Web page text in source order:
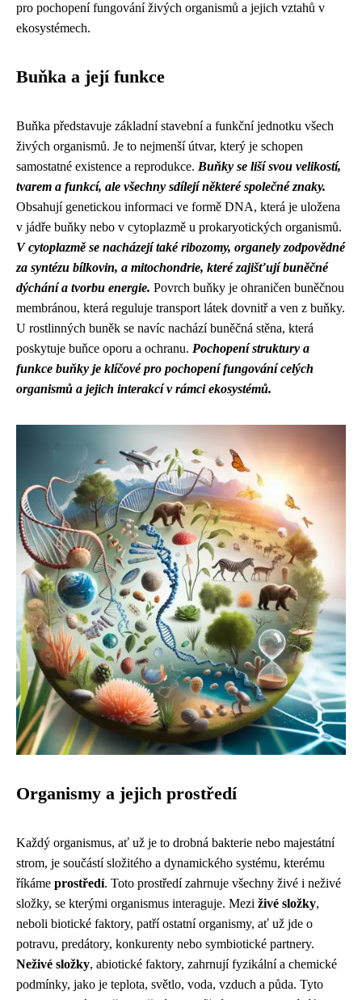
pro pochopení fungování živých organismů a jejich vztahů v
ekosystémech.
Buňka a její funkce
Buňka představuje základní stavební a funkční jednotku všech
živých organismů. Je to nejmenší útvar, který je schopen
samostatné existence a reprodukce. Buňky se liší svou velikostí,
tvarem a funkcí, ale všechny sdílejí některé společné znaky.
Obsahují genetickou informaci ve formě DNA, která je uložena
v jádře buňky nebo v cytoplazmě u prokaryotických organismů.
V cytoplazmě se nacházejí také ribozomy, organely zodpovědné
za syntézu bílkovin, a mitochondrie, které zajišťují buněčné
dýchání a tvorbu energie. Povrch buňky je ohraničen buněčnou
membránou, která reguluje transport látek dovnitř a ven z buňky.
U rostlinných buněk se navíc nachází buněčná stěna, která
poskytuje buňce oporu a ochranu. Pochopení struktury a
funkce buňky je klíčové pro pochopení fungování celých
organismů a jejich interakcí v rámci ekosystémů.
Organismy a jejich prostředí
Každý organismus, ať už je to drobná bakterie nebo majestátní
strom, je součástí složitého a dynamického systému, kterému
říkáme prostředí. Toto prostředí zahrnuje všechny živé i neživé
složky, se kterými organismus interaguje. Mezi živé složky,
neboli biotické faktory, patří ostatní organismy, ať už jde o
potravu, predátory, konkurenty nebo symbiotické partnery.
Neživé složky, abiotické faktory, zahrnují fyzikální a chemické
podmínky, jako je teplota, světlo, voda, vzduch a půda. Tyto